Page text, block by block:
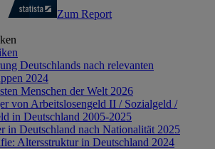
Zum Report
Deutschlands nach relevanten
2024
Menschen der Welt 2026
von Arbeitslosengeld II / Sozialgeld /
in Deutschland 2005-2025
in Deutschland nach Nationalität 2025
Altersstruktur in Deutschland 2024